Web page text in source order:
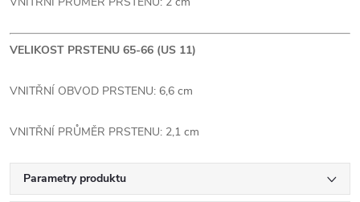
VELIKOST PRSTENU 65-66 (US 11)
VNITŘNÍ OBVOD PRSTENU: 6,6 cm
VNITŘNÍ PRŮMĚR PRSTENU: 2,1 cm
Parametry produktu